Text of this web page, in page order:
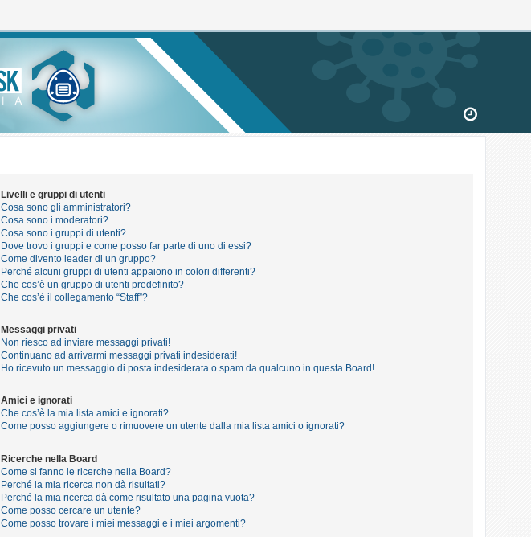
Livelli e gruppi di utenti
Cosa sono gli amministratori?
Cosa sono i moderatori?
Cosa sono i gruppi di utenti?
Dove trovo i gruppi e come posso far parte di uno di essi?
Come divento leader di un gruppo?
Perché alcuni gruppi di utenti appaiono in colori differenti?
Che cos’è un gruppo di utenti predefinito?
Che cos’è il collegamento “Staff”?
Messaggi privati
Non riesco ad inviare messaggi privati!
Continuano ad arrivarmi messaggi privati indesiderati!
Ho ricevuto un messaggio di posta indesiderata o spam da qualcuno in questa Board!
Amici e ignorati
Che cos’è la mia lista amici e ignorati?
Come posso aggiungere o rimuovere un utente dalla mia lista amici o ignorati?
Ricerche nella Board
Come si fanno le ricerche nella Board?
Perché la mia ricerca non dà risultati?
Perché la mia ricerca dà come risultato una pagina vuota?
Come posso cercare un utente?
Come posso trovare i miei messaggi e i miei argomenti?